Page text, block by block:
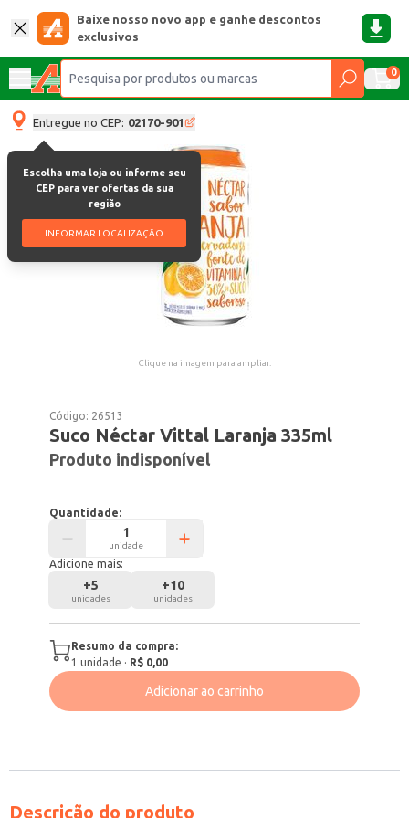
Baixe nosso novo app e ganhe descontos
exclusivos
0
Entregue no CEP: 02170-901
Escolha uma loja ou informe seu
CEP para ver ofertas da sua
região
INFORMAR LOCALIZAÇÃO
Clique na imagem para ampliar.
Código: 26513
Suco Néctar Vittal Laranja 335ml
Produto indisponível
Quantidade:
unidade
Adicione mais:
+5
unidades
+10
unidades
Resumo da compra:
1 unidade · R$ 0,00
Adicionar ao carrinho
Descrição do produto